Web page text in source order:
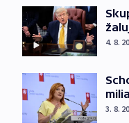
4. 8.
3. 8.